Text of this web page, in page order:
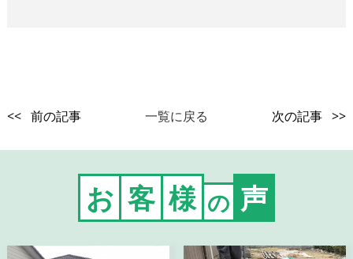
<< 前の記事 一覧に戻る 次の記事 >>
お 客 様 の 声